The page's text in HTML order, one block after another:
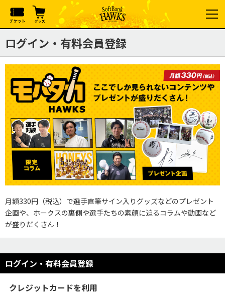
ログイン・有料会員登録
月額330円（税込）で選手直筆サイン入りグッズなどのプレゼント
企画や、ホークスの裏側や選手たちの素顔に迫るコラムや動画など
が盛りだくさん！
ログイン・有料会員登録
クレジットカードを利用